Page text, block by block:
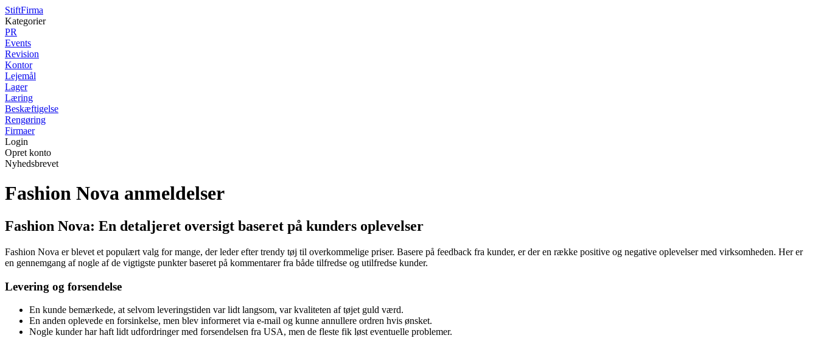
StiftFirma
Kategorier
PR
Events
Revision
Kontor
Lejemål
Lager
Læring
Beskæftigelse
Rengøring
Firmaer
Login
Opret konto
Nyhedsbrevet
Fashion Nova anmeldelser
Fashion Nova: En detaljeret oversigt baseret på kunders oplevelser
Fashion Nova er blevet et populært valg for mange, der leder efter trendy tøj til overkommelige priser. Basere på feedback fra kunder, er der en række positive og negative oplevelser med virksomheden. Her er
en gennemgang af nogle af de vigtigste punkter baseret på kommentarer fra både tilfredse og utilfredse kunder.
Levering og forsendelse
En kunde bemærkede, at selvom leveringstiden var lidt langsom, var kvaliteten af tøjet guld værd.
En anden oplevede en forsinkelse, men blev informeret via e-mail og kunne annullere ordren hvis ønsket.
Nogle kunder har haft lidt udfordringer med forsendelsen fra USA, men de fleste fik løst eventuelle problemer.